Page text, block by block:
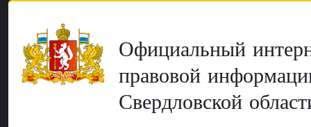
Официальный
правовой
Свердловской